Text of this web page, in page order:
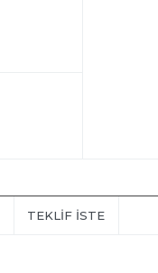
TEKLIF İSTE